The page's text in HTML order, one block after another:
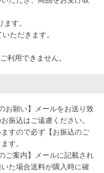
す。
いただきます。
利用できません。
お願い】メールをお送り致
振込はご遠慮ください。
すので必ず【お振込のご
す。
ご案内】メールに記載され
た場合送料が購入時に確